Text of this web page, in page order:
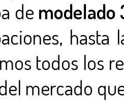
de modelado
todos los
mercado